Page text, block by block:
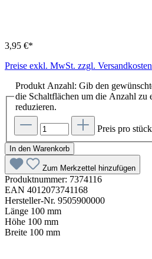
3,95 €*
Preise exkl. MwSt. zzgl. Versandkosten
Produkt Anzahl: Gib den
die Schaltflächen um die Anzahl zu
reduzieren.
Preis pro stück
In den Warenkorb
Zum Merkzettel hinzufügen
Produktnummer: 7374116
EAN 4012073741168
Hersteller-Nr. 9505900000
Länge 100 mm
Höhe 100 mm
Breite 100 mm